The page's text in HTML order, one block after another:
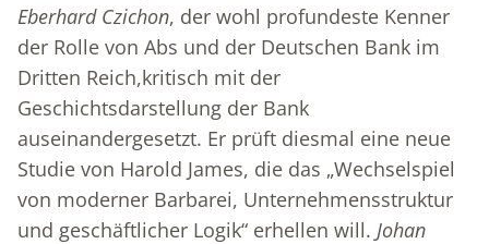
Eberhard Czichon, der wohl profundeste Kenner
der Rolle von Abs und der Deutschen Bank im
Dritten Reich,kritisch mit der
Geschichtsdarstellung der Bank
auseinandergesetzt. Er prüft diesmal eine neue
Studie von Harold James, die das „Wechselspiel
von moderner Barbarei, Unternehmensstruktur
und geschäftlicher Logik“ erhellen will. Johan